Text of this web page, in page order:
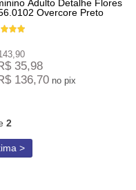
Adulto Detalhe Flores
Overcore Preto
35,98
136,70 no pix
2
>